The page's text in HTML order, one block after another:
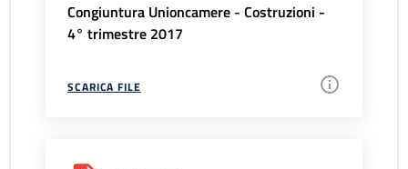
Congiuntura Unioncamere - Costruzioni -
4° trimestre 2017
SCARICA FILE